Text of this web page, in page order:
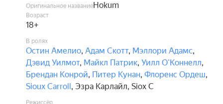
Оригинальное названиеHokum
Возраст
18+
В ролях
Остин Амелио, Адам Скотт, Мэллори Адамс,
Дэвид Уилмот, Майкл Патрик, Уилл О’Коннелл,
Брендан Конрой, Питер Кунан, Флоренс Ордеш,
Sioux Carroll, Эзра Карлайл, Siox C
Режиссёр